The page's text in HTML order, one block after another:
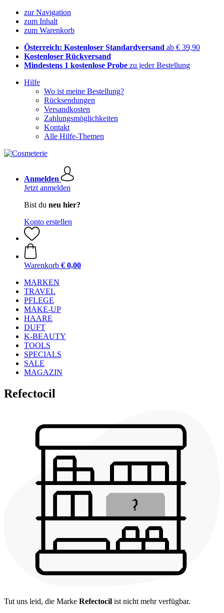
zur Navigation
zum Inhalt
zum Warenkorb
Österreich: Kostenloser Standardversand ab € 39,90
Kostenloser Rückversand
Mindestens 1 kostenlose Probe zu jeder Bestellung
Hilfe
Wo ist meine Bestellung?
Rücksendungen
Versandkosten
Zahlungsmöglichkeiten
Kontakt
Alle Hilfe-Themen
Anmelden
Jetzt anmelden
Bist du neu hier?
Konto erstellen
Warenkorb € 0,00
MARKEN
TRAVEL
PFLEGE
MAKE-UP
HAARE
DUFT
K-BEAUTY
TOOLS
SPECIALS
SALE
MAGAZIN
Refectocil
Tut uns leid, die Marke Refectocil ist nicht mehr verfügbar.